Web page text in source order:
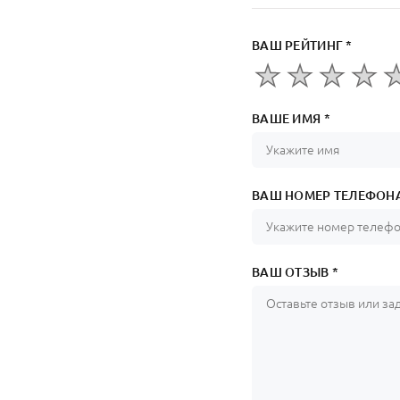
ВАШ РЕЙТИНГ *
ВАШЕ ИМЯ *
ВАШ НОМЕР
ВАШ ОТЗЫВ *